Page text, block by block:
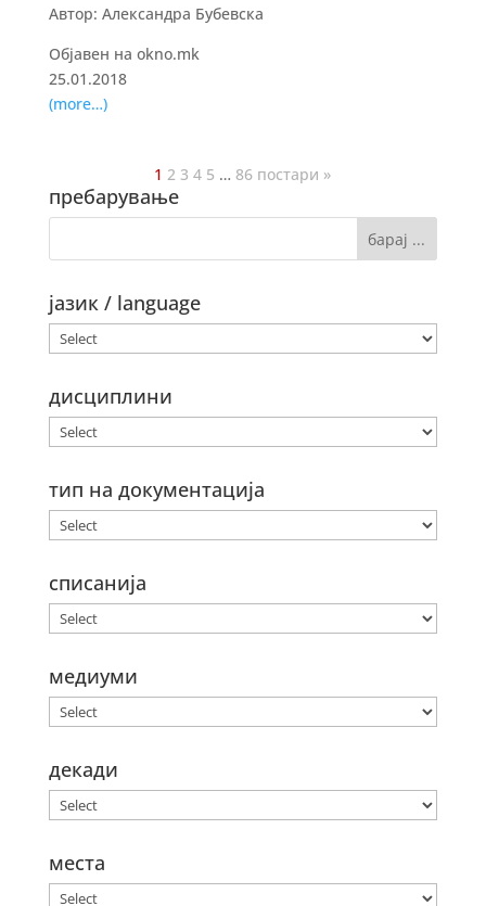
Автор: Александра Бубевска
Објавен на okno.mk
25.01.2018
(more…)
1 2 3 4 5 … 86 постари »
пребарување
јазик / language
дисциплини
тип на документација
списанија
медиуми
декади
места